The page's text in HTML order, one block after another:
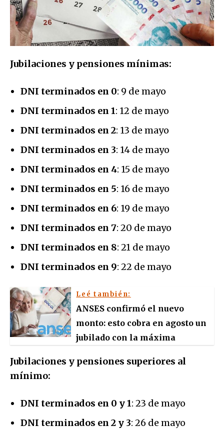
Jubilaciones y pensiones mínimas:
DNI terminados en 0: 9 de mayo
DNI terminados en 1: 12 de mayo
DNI terminados en 2: 13 de mayo
DNI terminados en 3: 14 de mayo
DNI terminados en 4: 15 de mayo
DNI terminados en 5: 16 de mayo
DNI terminados en 6: 19 de mayo
DNI terminados en 7: 20 de mayo
DNI terminados en 8: 21 de mayo
DNI terminados en 9: 22 de mayo
Leé también:
ANSES confirmó el nuevo
monto: esto cobra en agosto un
jubilado con la máxima
Jubilaciones y pensiones superiores al
mínimo:
DNI terminados en 0 y 1: 23 de mayo
DNI terminados en 2 y 3: 26 de mayo